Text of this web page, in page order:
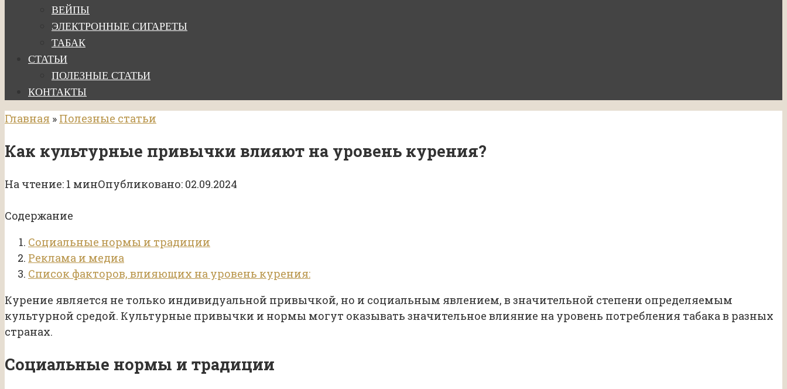
ВЕЙПЫ
ЭЛЕКТРОННЫЕ СИГАРЕТЫ
ТАБАК
СТАТЬИ
ПОЛЕЗНЫЕ СТАТЬИ
КОНТАКТЫ
Главная » Полезные статьи
Как культурные привычки влияют на уровень курения?
На чтение: 1 минОпубликовано: 02.09.2024
Содержание
Социальные нормы и традиции
Реклама и медиа
Список факторов, влияющих на уровень курения:
Курение является не только индивидуальной привычкой, но и социальным явлением, в значительной степени определяемым
культурной средой. Культурные привычки и нормы могут оказывать значительное влияние на уровень потребления табака в разных
странах.
Социальные нормы и традиции